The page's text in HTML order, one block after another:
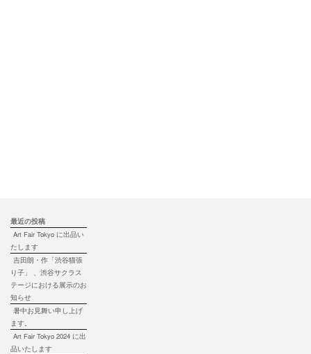
最近の投稿
Art Fair Tokyo に出品い
たします
吉田朗・作「渋谷猫張
り子」 、渋谷サクラス
テージにおける展示のお
知らせ
暑中お見舞い申し上げ
ます。
Art Fair Tokyo 2024 に出
品いたします